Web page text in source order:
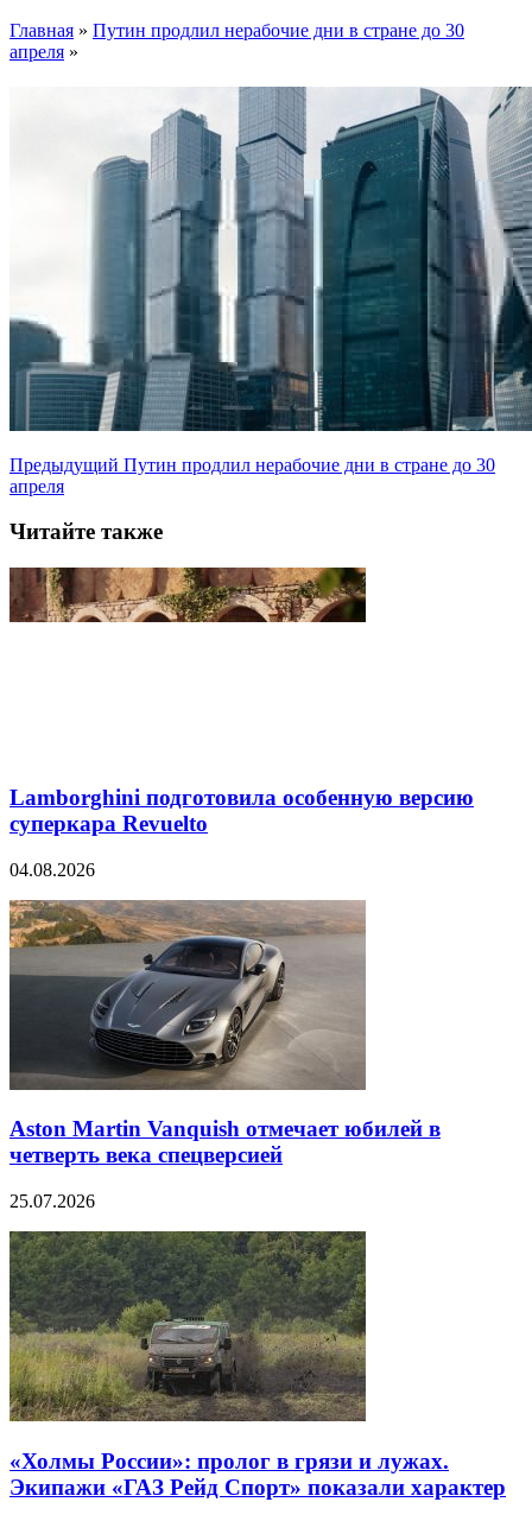
Главная » Путин продлил нерабочие дни в стране до 30
апреля »
Предыдущий Путин продлил нерабочие дни в стране до 30
апреля
Читайте также
Lamborghini подготовила особенную версию
суперкара Revuelto
04.08.2026
Aston Martin Vanquish отмечает юбилей в
четверть века спецверсией
25.07.2026
«Холмы России»: пролог в грязи и лужах.
Экипажи «ГАЗ Рейд Спорт» показали характер